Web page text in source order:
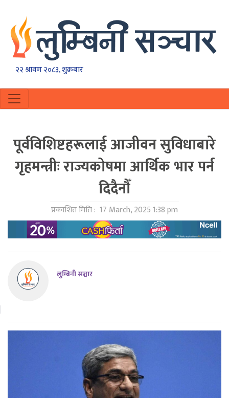
२२ श्रावण २०८३, शुक्रबार
पूर्वविशिष्टहरूलाई आजीवन सुविधाबारे
गृहमन्त्रीः राज्यकोषमा आर्थिक भार पर्न
दिदैनौँ
प्रकाशित मिति : 17 March, 2025 1:38 pm
लुम्बिनी सञ्चार